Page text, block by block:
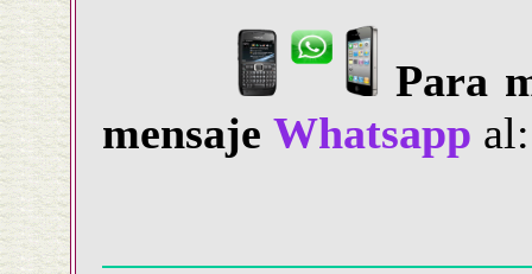
Para
mensaje Whatsapp